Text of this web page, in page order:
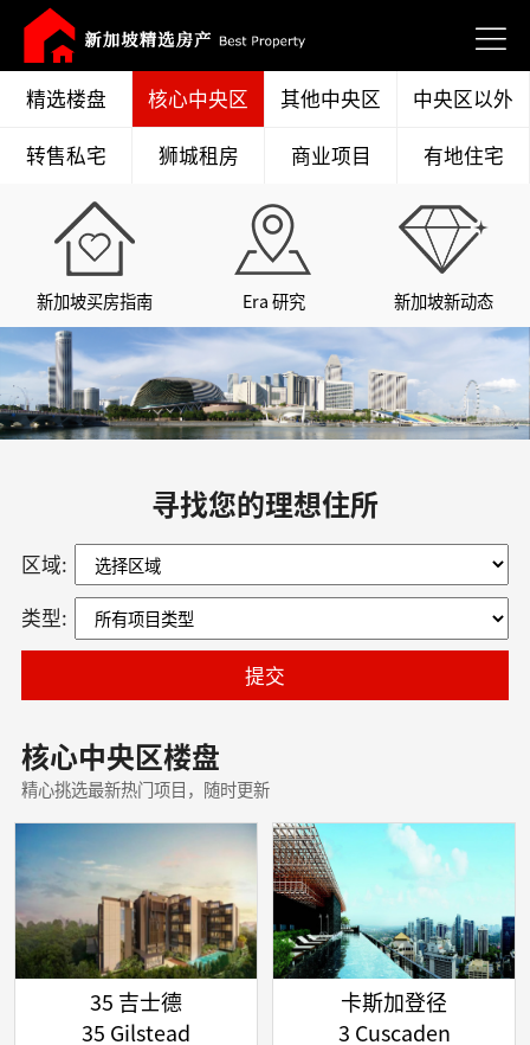
精选楼盘 核心中央区 其他中央区
中央区以外
转售私宅
狮城租房 商业项目 有地住宅
新加坡买房指南 Era 研究 新加坡新动态
寻找您的理想住所
区域:
类型:
提交
核心中央区楼盘
精心挑选最新热门项目，随时更新
35 吉士德
35 Gilstead
卡斯加登径
3 Cuscaden